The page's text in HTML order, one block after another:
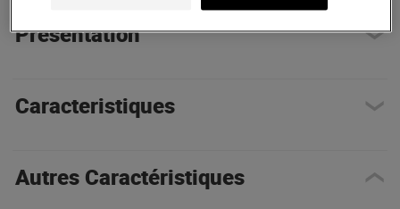
Présentation
Caracteristiques
Autres Caractéristiques